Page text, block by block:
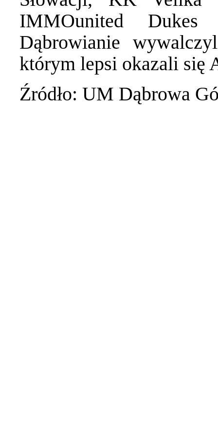
IMMOunited
Dąbrowianie
którym lepsi okazali się
Źródło: UM Dąbrowa